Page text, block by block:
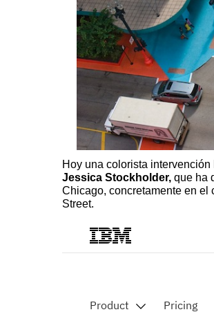
Hoy una colorista
Jessica Stockholder, que ha
Chicago, concretamente en el
Street.